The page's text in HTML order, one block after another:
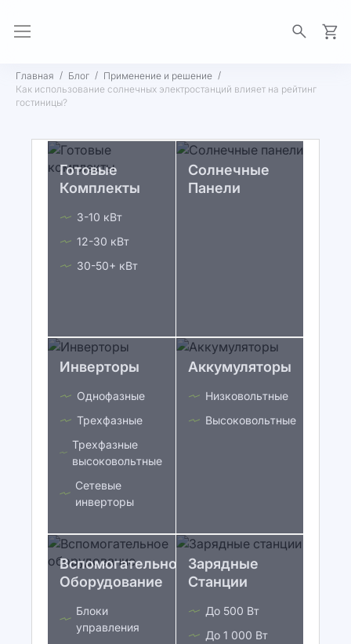
Главная Блог
Применение и решение
Как использование солнечных электростанций влияет на рейтинг
гостиницы?
Готовые
Комплекты
3-10 кВт
12-30 кВт
30-50+ кВт
Солнечные
Панели
Инверторы
Однофазные
Трехфазные
Трехфазные
высоковольтные
Сетевые
инверторы
Аккумуляторы
Низковольтные
Высоковольтные
Вспомогательное
Оборудование
Блоки
управления
Зарядные
Станции
До 500 Вт
До 1 000 Вт